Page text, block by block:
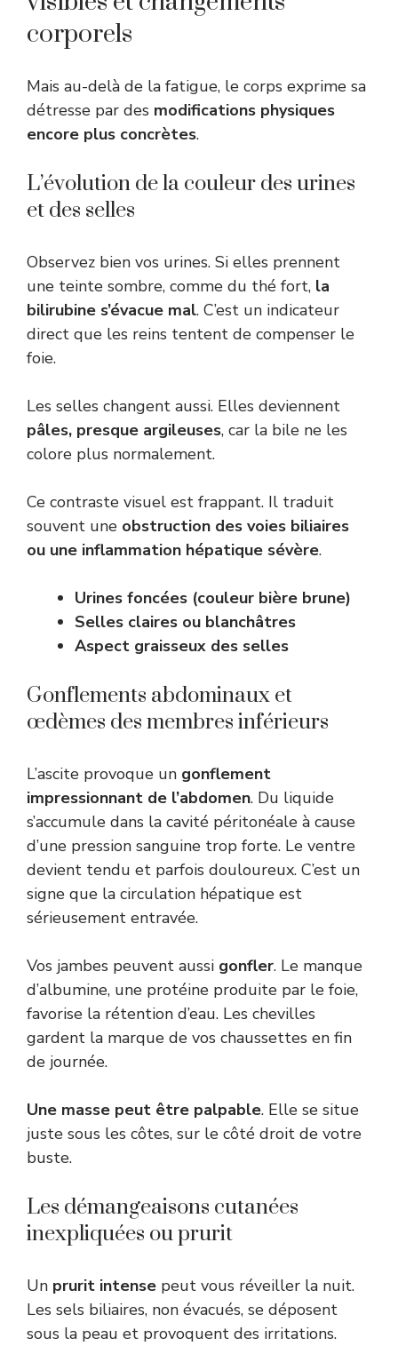
corporels
Mais au-delà de la fatigue, le corps exprime sa
détresse par des modifications physiques
encore plus concrètes.
L’évolution de la couleur des urines
et des selles
Observez bien vos urines. Si elles prennent
une teinte sombre, comme du thé fort, la
bilirubine s’évacue mal. C’est un indicateur
direct que les reins tentent de compenser le
foie.
Les selles changent aussi. Elles deviennent
pâles, presque argileuses, car la bile ne les
colore plus normalement.
Ce contraste visuel est frappant. Il traduit
souvent une obstruction des voies biliaires
ou une inflammation hépatique sévère.
Urines foncées (couleur bière brune)
Selles claires ou blanchâtres
Aspect graisseux des selles
Gonflements abdominaux et
œdèmes des membres inférieurs
L’ascite provoque un gonflement
impressionnant de l’abdomen. Du liquide
s’accumule dans la cavité péritonéale à cause
d’une pression sanguine trop forte. Le ventre
devient tendu et parfois douloureux. C’est un
signe que la circulation hépatique est
sérieusement entravée.
Vos jambes peuvent aussi gonfler. Le manque
d’albumine, une protéine produite par le foie,
favorise la rétention d’eau. Les chevilles
gardent la marque de vos chaussettes en fin
de journée.
Une masse peut être palpable. Elle se situe
juste sous les côtes, sur le côté droit de votre
buste.
Les démangeaisons cutanées
inexpliquées ou prurit
Un prurit intense peut vous réveiller la nuit.
Les sels biliaires, non évacués, se déposent
sous la peau et provoquent des irritations.